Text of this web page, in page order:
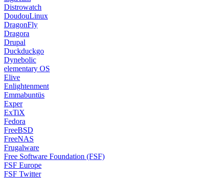
Distrowatch
DoudouLinux
DragonFly
Dragora
Drupal
Duckduckgo
Dynebolic
elementary OS
Elive
Enlightenment
Emmabuntüs
Exper
ExTiX
Fedora
FreeBSD
FreeNAS
Frugalware
Free Software Foundation (FSF)
FSF Europe
FSF Twitter